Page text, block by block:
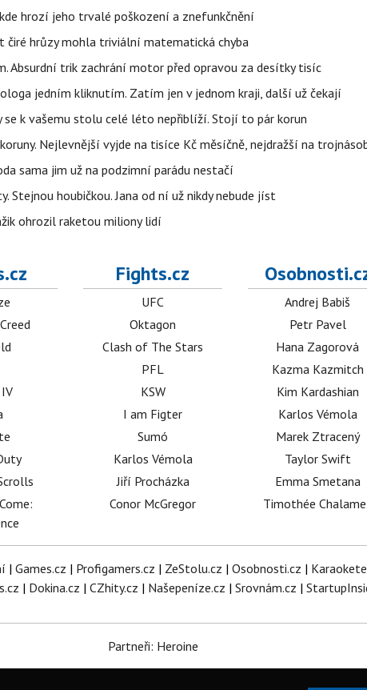
hrozí jeho trvalé poškození a znefunkčnění
čiré hrůzy mohla triviální matematická chyba
Absurdní trik zachrání motor před opravou za desítky tisíc
jedním kliknutím. Zatím jen v jednom kraji, další už čekají
se k vašemu stolu celé léto nepřiblíží. Stojí to pár korun
Nejlevnější vyjde na tisíce Kč měsíčně, nejdražší na
sama jim už na podzimní parádu nestačí
houbičkou. Jana od ní už nikdy nebude jíst
ohrozil raketou miliony lidí
Fights.cz
UFC
Oktagon
Clash of The Stars
PFL
KSW
I am Figter
Sumó
Karlos Vémola
Jiří Procházka
Conor McGregor
Andrej Babiš
Petr Pavel
Hana Zagorová
Kazma Kazmitch
Kim Kardashian
Karlos Vémola
Marek Ztracený
Taylor Swift
Emma Smetana
Timothée
| Games.cz | Profigamers.cz | ZeStolu.cz | Osobnosti.cz |
| Dokina.cz | CZhity.cz | Našepeníze.cz | Srovnám.cz |
Partneři: Heroine